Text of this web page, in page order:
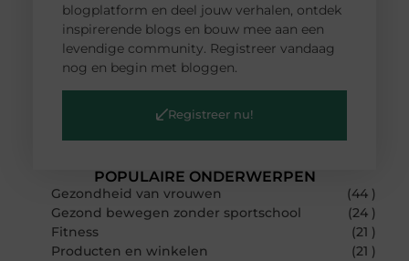
POPULAIRE ONDERWERPEN
Gezondheid van vrouwen
(44 )
Gezond bewegen zonder sportschool
(24 )
Fitness
(21 )
Producten en winkelen
(21 )
blogplatform en deel jouw verhalen, ontdek
inspirerende blogs en bouw mee aan een
levendige community. Registreer vandaag
nog en begin met bloggen.
Registreer nu!